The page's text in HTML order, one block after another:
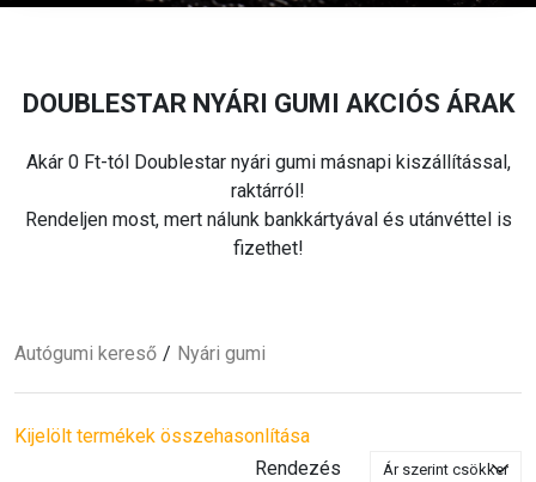
DOUBLESTAR NYÁRI GUMI AKCIÓS ÁRAK
Akár 0 Ft-tól Doublestar nyári gumi másnapi kiszállítással,
raktárról!
Rendeljen most, mert nálunk bankkártyával és utánvéttel is
fizethet!
Autógumi kereső Nyári gumi
Kijelölt termékek összehasonlítása
Rendezés